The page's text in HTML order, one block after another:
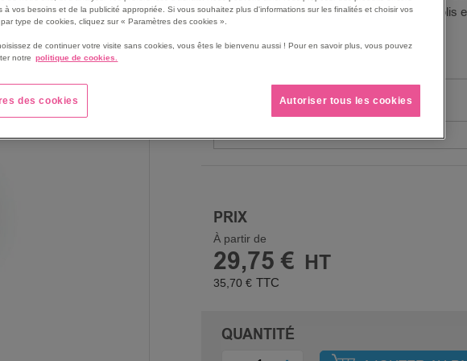
possible aux sols et réduit les risques de plis
décollement de la bande.
Voir le descriptif complet
NB DE PIÈCES
PRIX
À partir de
29,75 €
35,70 €
QUANTITÉ
à vos besoins et de la publicité appropriée. Si vous souhaitez plus d'informations sur les finalités et choisir vos
type de cookies, cliquez sur « Paramètres des cookies ».
de continuer votre visite sans cookies, vous êtes le bienvenu aussi ! Pour en savoir plus, vous pouvez
notre politique de cookies.
des cookies Autoriser tous les cookies